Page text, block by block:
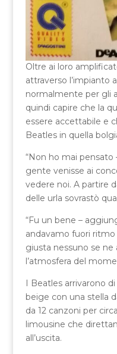
Oltre ai loro
attraverso l’impianto
normalmente per gli
quindi capire che la
essere accettabile e
Beatles in quella
“Non ho mai pensato
gente venisse ai
vedere noi. A partire
delle urla sovrastò
“Fu un bene –
andavamo fuori
giusta nessuno se ne
l’atmosfera del
I Beatles arrivarono
beige con una stella
da 12 canzoni per
limousine che
all’uscita.